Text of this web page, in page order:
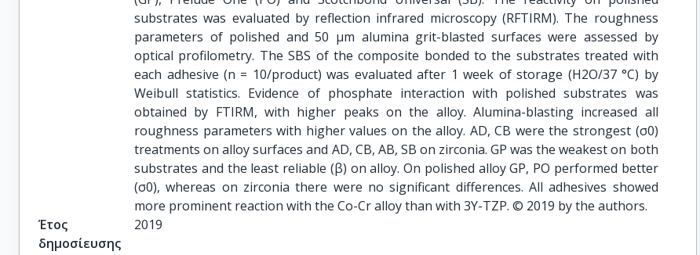
substrates was evaluated by reflection infrared microscopy (RFTIRM). The roughness
parameters of polished and 50 µm alumina grit-blasted surfaces were assessed by
optical profilometry. The SBS of the composite bonded to the substrates treated with
each adhesive (n = 10/product) was evaluated after 1 week of storage (H2O/37 °C) by
Weibull statistics. Evidence of phosphate interaction with polished substrates was
obtained by FTIRM, with higher peaks on the alloy. Alumina-blasting increased all
roughness parameters with higher values on the alloy. AD, CB were the strongest (σ0)
treatments on alloy surfaces and AD, CB, AB, SB on zirconia. GP was the weakest on both
substrates and the least reliable (β) on alloy. On polished alloy GP, PO performed better
(σ0), whereas on zirconia there were no significant differences. All adhesives showed
more prominent reaction with the Co-Cr alloy than with 3Y-TZP. © 2019 by the authors.
Έτος
δημοσίευσης
2019